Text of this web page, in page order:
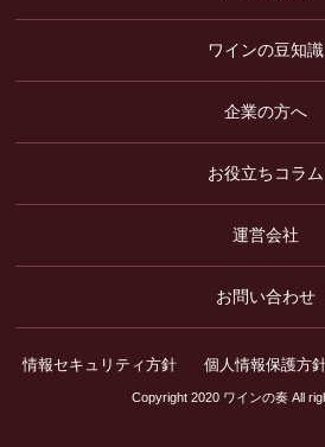
ワインの豆知識
企業の方へ
お役立ちコラム
運営会社
お問い合わせ
情報セキュリティ方針 個人情報保護方
Copyright 2020 ワインの奏 All